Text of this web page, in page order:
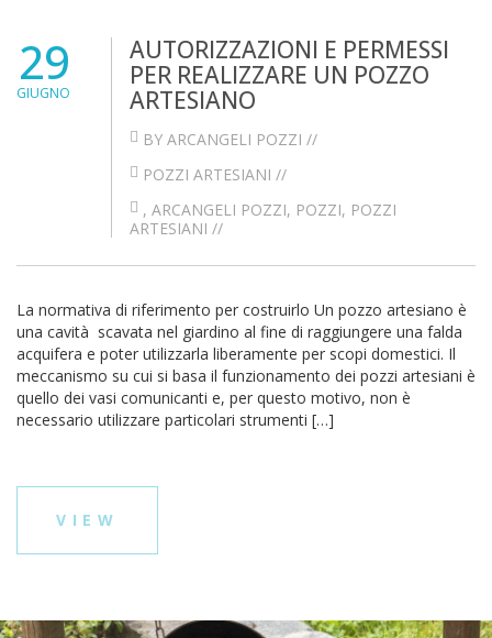
29
GIUGNO
AUTORIZZAZIONI E PERMESSI
PER REALIZZARE UN POZZO
ARTESIANO
BY ARCANGELI POZZI //
POZZI ARTESIANI //
, ARCANGELI POZZI, POZZI, POZZI
ARTESIANI //
La normativa di riferimento per costruirlo Un pozzo artesiano è
una cavità scavata nel giardino al fine di raggiungere una falda
acquifera e poter utilizzarla liberamente per scopi domestici. Il
meccanismo su cui si basa il funzionamento dei pozzi artesiani è
quello dei vasi comunicanti e, per questo motivo, non è
necessario utilizzare particolari strumenti […]
VIEW